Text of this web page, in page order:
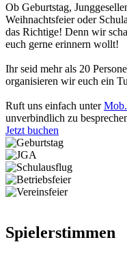
Ob Geburtstag,
Weihnachtsfeier oder
das Richtige! Denn wir
euch gerne erinnern wollt!
Ihr seid mehr als 20
organisieren wir euch ein
Ruft uns einfach unter
unverbindlich zu
Jetzt buchen
Spielerstimmen